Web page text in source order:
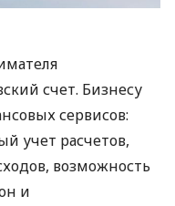
счет. Бизнесу
сервисов:
учет расчетов,
возможность
и